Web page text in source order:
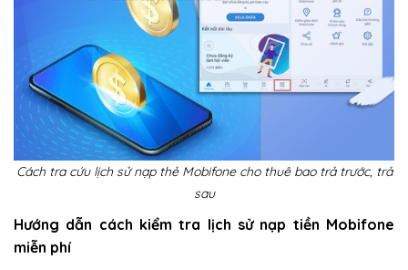
Cách tra cứu lịch sử nạp thẻ Mobifone cho thuê bao trả trước, trả
sau
Hướng dẫn cách kiểm tra lịch sử nạp tiền Mobifone
miễn phí